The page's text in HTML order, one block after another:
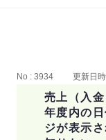
No : 3934 更新日
売上（入
年度内の
ジが表示